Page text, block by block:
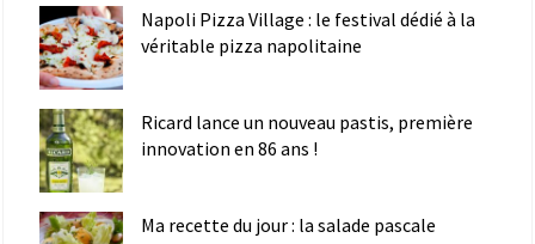
Napoli Pizza Village : le festival dédié à la
véritable pizza napolitaine
Ricard lance un nouveau pastis, première
innovation en 86 ans !
Ma recette du jour : la salade pascale